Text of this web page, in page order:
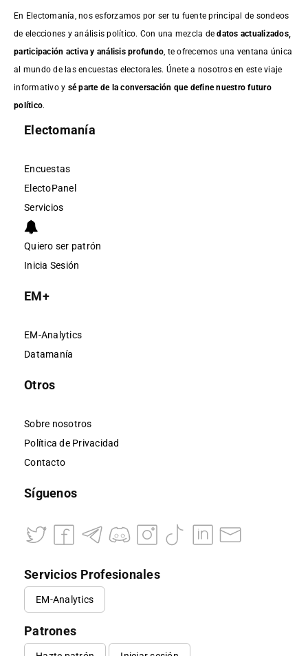
En Electomanía, nos esforzamos por ser tu fuente principal de sondeos
de elecciones y análisis político. Con una mezcla dedatos actualizados,
participación activa y análisis profundo , te ofrecemos una ventana única
al mundo de las encuestas electorales. Únete a nosotros en este viaje
informativo y sé parte de la conversación que define nuestro futuro
político.
Electomanía
Encuestas
ElectoPanel
Servicios
Quiero ser patrón
Inicia Sesión
EM+
EM-Analytics
Datamanía
Otros
Sobre nosotros
Política de Privacidad
Contacto
Síguenos
Servicios Profesionales
EM-Analytics
Patrones